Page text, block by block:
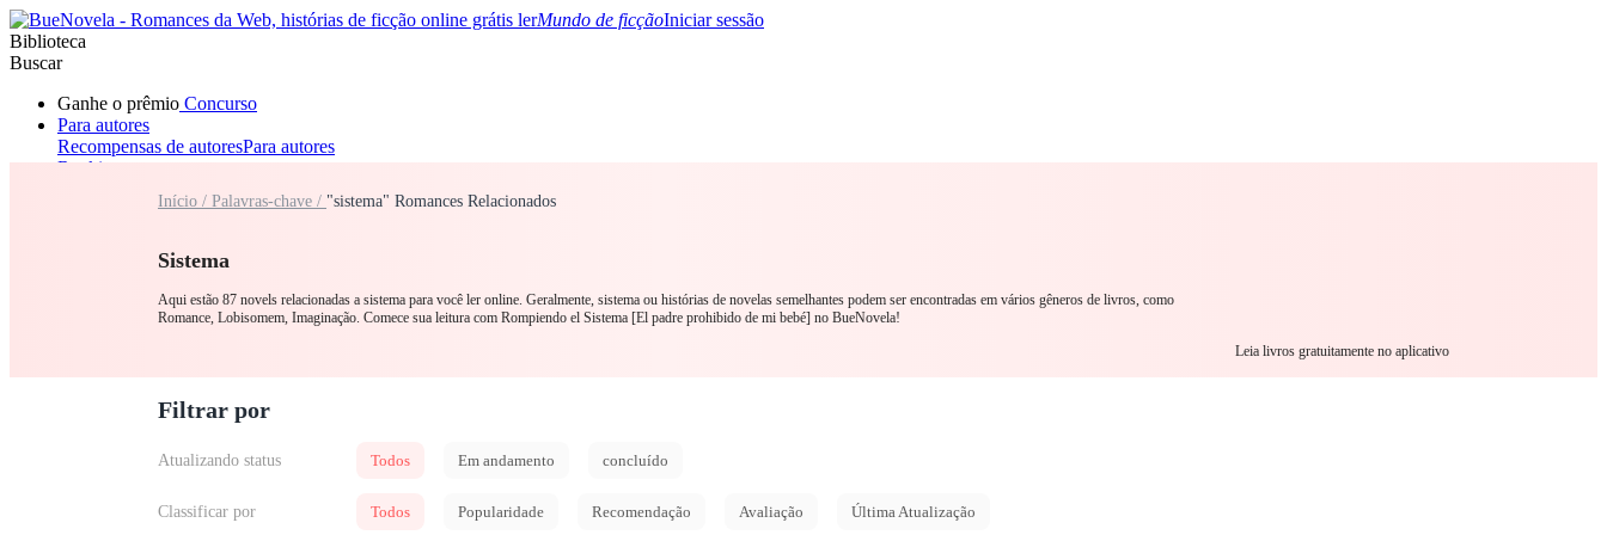
Mundo de ficçãoIniciar sessão
Biblioteca
Buscar
Ganhe o prêmio Concurso
Para autores
Recompensas de autoresPara autores
Ranking
RomanceLobisomem
Início / Palavras-chave / "sistema" Romances Relacionados
Sistema
Aqui estão 87 novels relacionadas a sistema para você ler online. Geralmente, sistema ou histórias de novelas semelhantes podem ser encontradas em vários gêneros de livros, como
Romance, Lobisomem, Imaginação. Comece sua leitura com Rompiendo el Sistema [El padre prohibido de mi bebé] no BueNovela!
Leia livros gratuitamente no aplicativo
Filtrar por
Atualizando status Todos Em andamento concluído
Classificar por Todos Popularidade Recomendação Avaliação Última Atualização